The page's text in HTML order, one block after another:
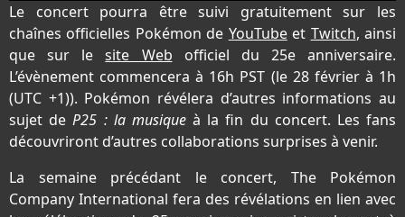
Le concert pourra être suivi gratuitement sur les
chaînes officielles Pokémon de YouTubeet Twitch, ainsi
que sur lesite Web officiel du 25e anniversaire.
L’évènement commencera à 16h PST (le 28 février à 1h
(UTC +1)). Pokémon révélera d’autres informations au
sujet deP25 : la musiqueà la fin du concert. Les fans
découvriront d’autres collaborations surprises à venir.
La semaine précédant le concert, The Pokémon
Company International fera des révélations en lien avec